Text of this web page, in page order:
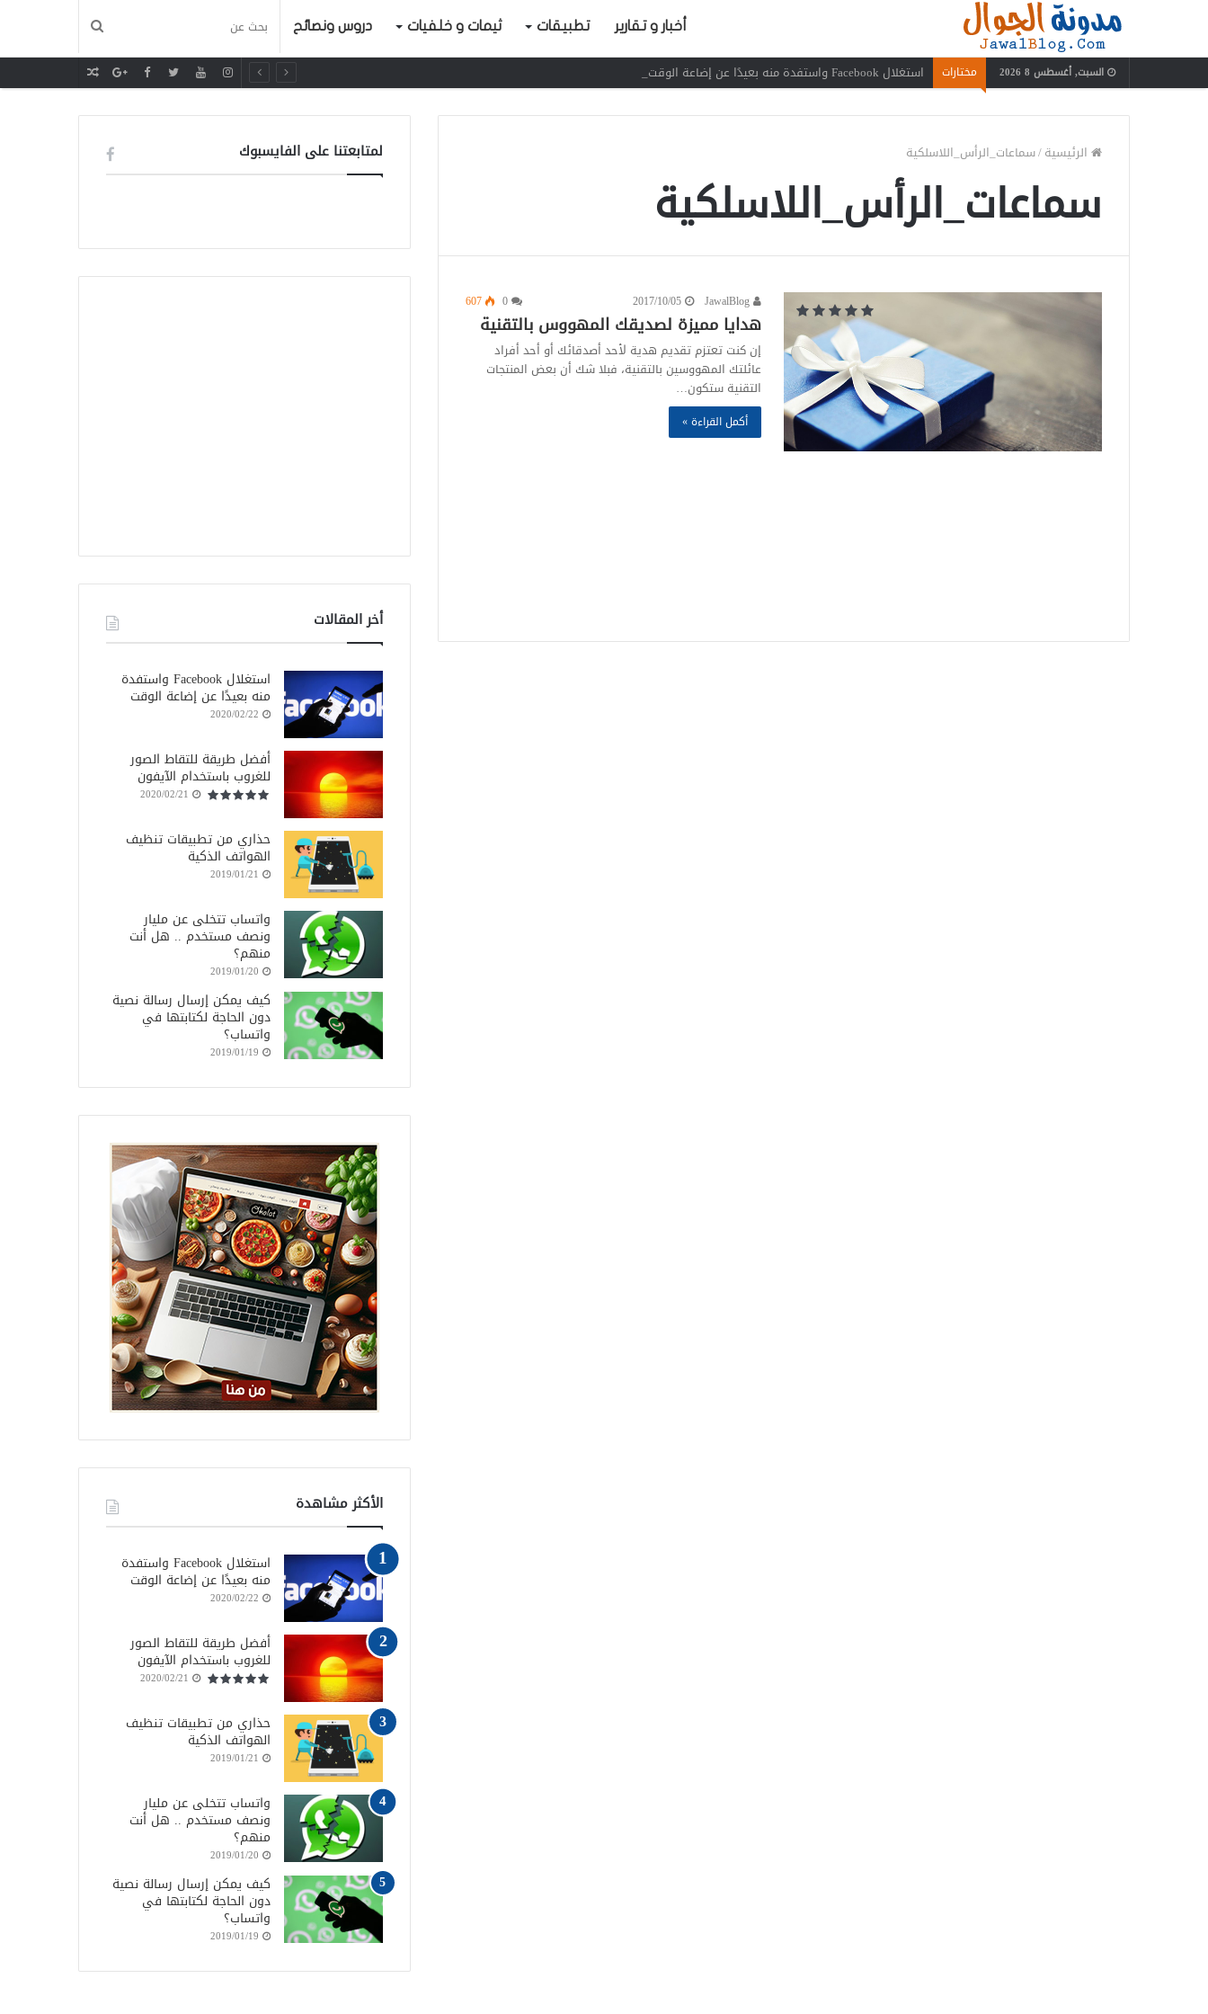
أخبار و تقارير تطبيقات ثيمات و خلفيات دروس ونصائح
السبت, أغسطس 8 2026 مختارات استغلال Facebook واستفدة منه بعيدًا عن إضاعة الوقت
مقال
الرئيسية/سماعات_الرأس_اللاسلكية
سماعات_الرأس_اللاسلكية
2017/10/05
607
هدايا مميزة لصديقك المهووس بالتقنية
إن كنت تعتزم تقديم هدية لأحد أصدقائك أو أحد أفراد
عائلتك المهووسين بالتقنية، فبلا شك أن بعض المنتجات
التقنية ستكون…
أكمل القراءة »
لمتابعتنا على الفايسبوك
أخر المقالات
استغلال Facebook واستفدة
منه بعيدًا عن إضاعة الوقت
2020/02/22
أفضل طريقة للتقاط الصور
للغروب باستخدام الآيفون
2020/02/21
حذاري من تطبيقات تنظيف
الهواتف الذكية
2019/01/21
واتساب تتخلى عن مليار
ونصف مستخدم .. هل أنت
منهم؟
2019/01/20
كيف يمكن إرسال رسالة نصية
دون الحاجة لكتابتها في
واتساب؟
2019/01/19
الأكثر مشاهدة
استغلال Facebook واستفدة
منه بعيدًا عن إضاعة الوقت
2020/02/22
أفضل طريقة للتقاط الصور
للغروب باستخدام الآيفون
2020/02/21
حذاري من تطبيقات تنظيف
الهواتف الذكية
2019/01/21
واتساب تتخلى عن مليار
ونصف مستخدم .. هل أنت
منهم؟
2019/01/20
كيف يمكن إرسال رسالة نصية
دون الحاجة لكتابتها في
واتساب؟
2019/01/19